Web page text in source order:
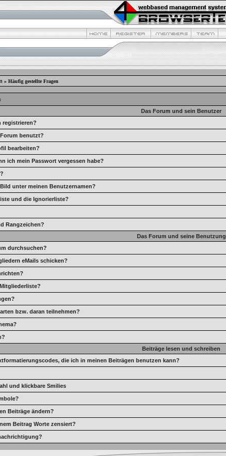
» Häufig gestellte Fragen
Das Forum und sein Benutzer
registrieren?
benutzt?
bearbeiten?
ich mein Passwort vergessen habe?
unter meinen Benutzernamen?
und die Ignorierliste?
Rangzeichen?
Das Forum und seine Benutzung
durchsuchen?
eMails schicken?
bzw. daran teilnehmen?
Beiträge lesen und schreiben
die ich in meinen Beiträgen benutzen kann?
und klickbare Smilies
Beiträge ändern?
Beitrag Worte zensiert?